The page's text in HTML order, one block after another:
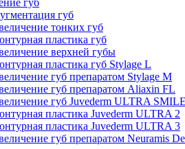
губ
губ
тонких губ
пластика губ
верхней губы
пластика губ Stylage L
губ препаратом Stylage M
губ препаратом Aliaxin FL
губ Juvederm ULTRA
пластика Juvederm ULTRA 2
пластика Juvederm ULTRA 3
губ препаратом Neuramis